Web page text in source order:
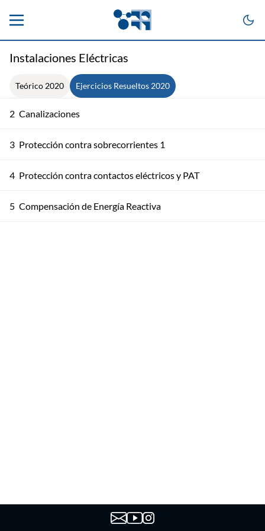
Instalaciones Eléctricas
Teórico 2020 Ejercicios Resueltos 2020
2 Canalizaciones
3 Protección contra sobrecorrientes 1
4 Protección contra contactos eléctricos y PAT
5 Compensación de Energía Reactiva